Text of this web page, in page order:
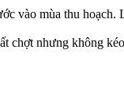
vào mùa thu
chợt nhưng không